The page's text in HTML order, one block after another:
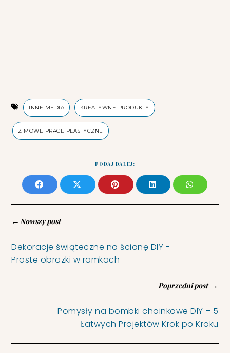
INNE MEDIA KREATYWNE PRODUKTY
ZIMOWE PRACE PLASTYCZNE
PODAJ DALEJ:
← Nowszy post
Dekoracje świąteczne na ścianę DIY -
Proste obrazki w ramkach
Poprzedni post→
Pomysły na bombki choinkowe DIY – 5
Łatwych Projektów Krok po Kroku